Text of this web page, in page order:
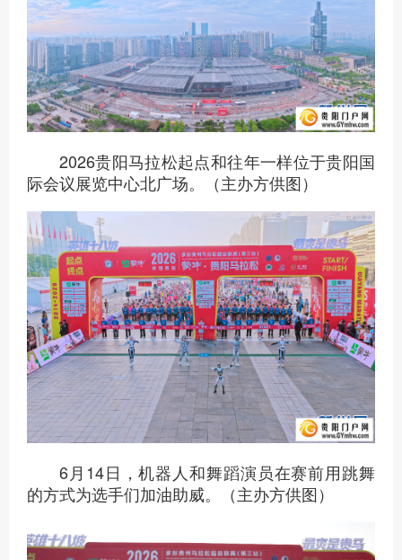
2026贵阳马拉松起点和往年一样位于贵阳国
际会议展览中心北广场。（主办方供图）
6月14日，机器人和舞蹈演员在赛前用跳舞
的方式为选手们加油助威。（主办方供图）